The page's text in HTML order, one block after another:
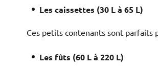
Les caissettes (30 L à 65 L)
Ces petits contenants sont parfaits
Les fûts (60 L à 220 L)